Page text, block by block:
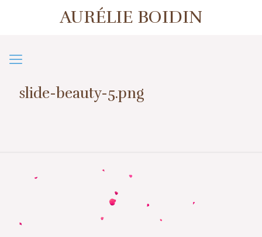
AURÉLIE BOIDIN
slide-beauty-5.png
1er contact ou prise de rendez-vous